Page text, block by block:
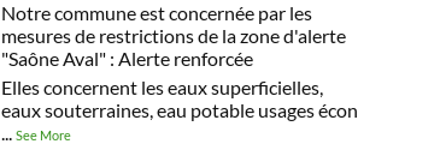
Notre commune est concernée par les
mesures de restrictions de la zone d'alerte
"Saône Aval" : Alerte renforcée
Elles concernent les eaux superficielles,
eaux souterraines, eau potable usages écon
... See More